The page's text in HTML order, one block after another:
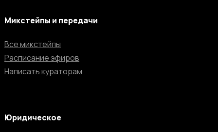
Микстейпы и передачи
Все микстейпы
Расписание эфиров
Написать кураторам
Юридическое